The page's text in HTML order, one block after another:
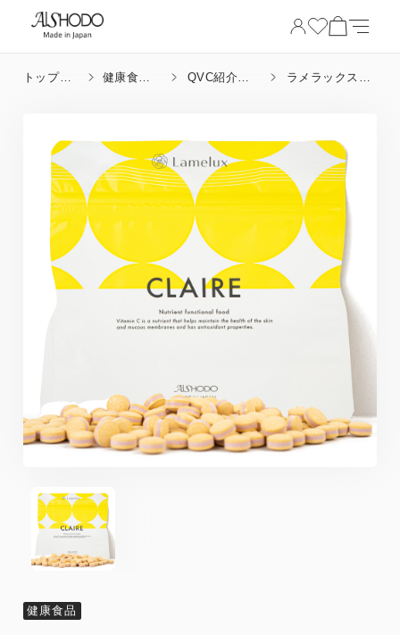
トップペ
健康食品_
QVC紹介健
ラメラックスク
健康食品